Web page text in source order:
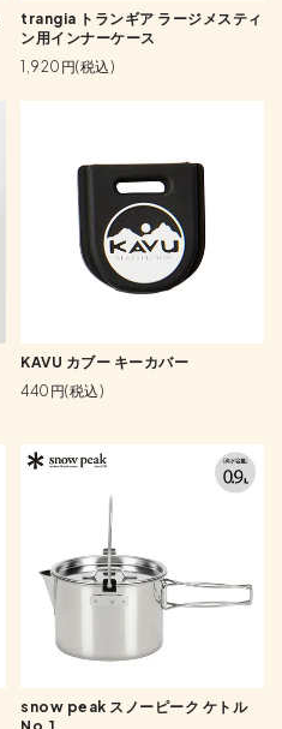
trangia トランギア ラージメスティ
ン用インナーケース
1,920円(税込)
KAVU カブー キーカバー
440円(税込)
snow peak スノーピーク ケトル